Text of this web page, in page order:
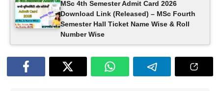
MSc 4th Semester Admit Card 2026
Download Link (Released) – MSc Fourth
Semester Hall Ticket Name Wise & Roll
Number Wise